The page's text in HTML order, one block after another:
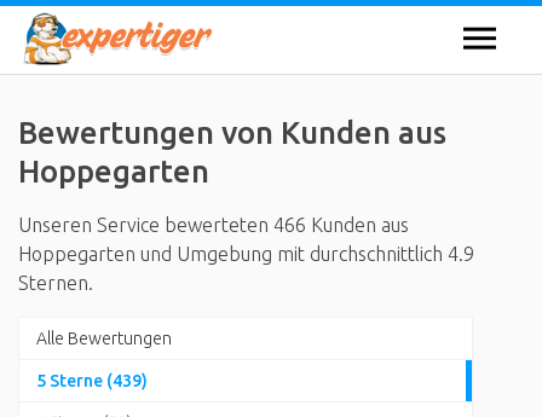
Bewertungen von Kunden aus
Hoppegarten
Unseren Service bewerteten 466 Kunden aus
Hoppegarten und Umgebung mit durchschnittlich 4.9
Sternen.
Alle Bewertungen
5 Sterne (439)